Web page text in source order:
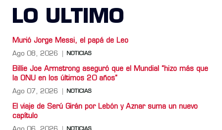
LO ULTIMO
Murió Jorge Messi, el papá de Leo
Ago 08, 2026 NOTICIAS
Billie Joe Armstrong aseguró que el Mundial “hizo más que
la ONU en los últimos 20 años”
Ago 07, 2026 NOTICIAS
El viaje de Serú Girán por Lebón y Aznar suma un nuevo
capítulo